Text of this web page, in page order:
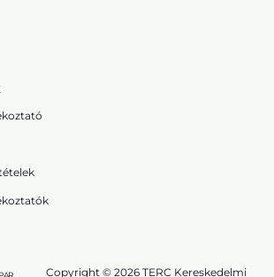
Copyright © 2026 TERC Kereskedelmi